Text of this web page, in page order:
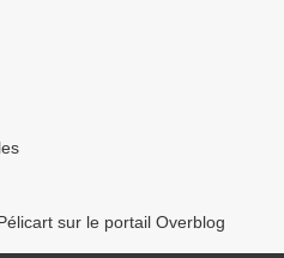
sur le portail Overblog